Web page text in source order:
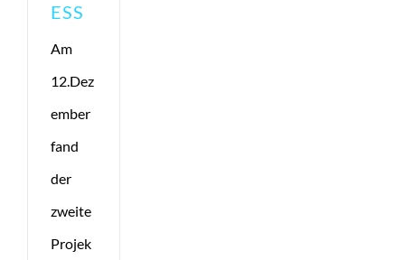
ESS
Am
12.Dez
ember
fand
der
zweite
Projek